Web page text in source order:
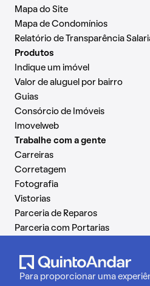
Mapa do Site
Mapa de Condomínios
Relatório de Transparência
Produtos
Indique um imóvel
Valor de aluguel por bairro
Guias
Consórcio de Imóveis
Imovelweb
Trabalhe com a gente
Carreiras
Corretagem
Fotografia
Vistorias
Parceria de Reparos
Parceria com Portarias
Para proporcionar uma